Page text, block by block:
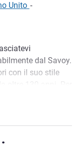
Unito -
dal Savoy.
con il suo stile
viste sul fiume,